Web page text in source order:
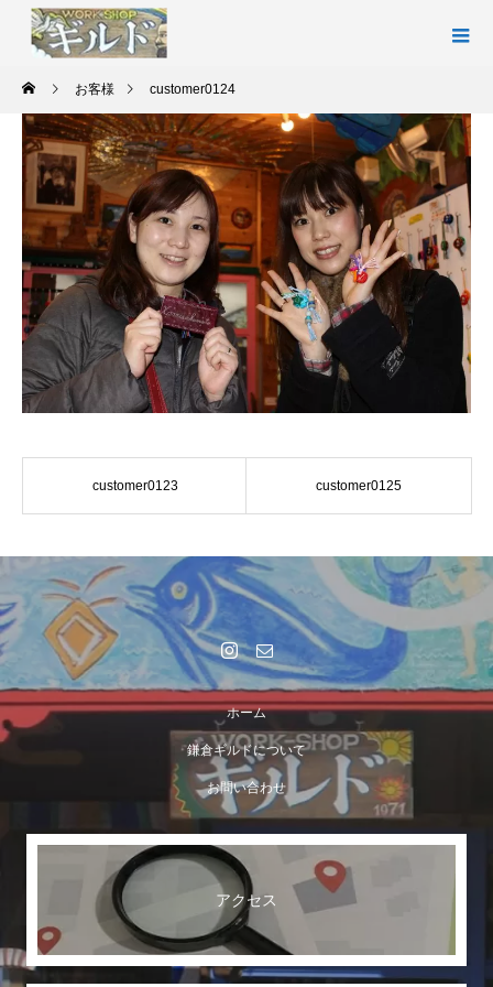
お客様 customer0124
customer0123 customer0125
ホーム
鎌倉ギルドについて
お問い合わせ
アクセス